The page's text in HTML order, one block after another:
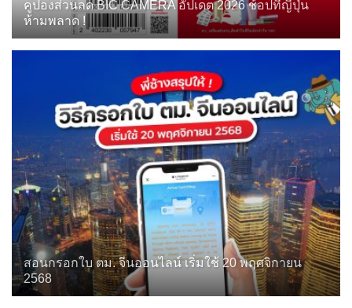
คูปองส่วนลด BIC CAMERA อัปเดต 2026 ช้อปที่ญี่ปุ่น
ห้ามพลาด !
สอนกรอกใบ ตม. จีนออนไลน์ เริ่มใช้ 20 พฤศจิกายน
2568